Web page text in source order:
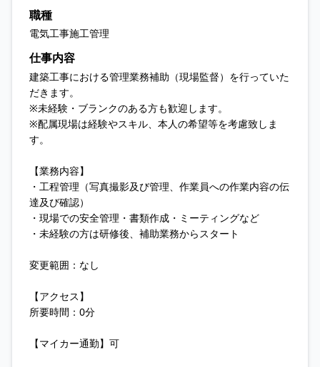
職種
電気工事施工管理
仕事内容
建築工事における管理業務補助（現場監督）を行っていた
だきます。
※未経験・ブランクのある方も歓迎します。
※配属現場は経験やスキル、本人の希望等を考慮致しま
す。
【業務内容】
・工程管理（写真撮影及び管理、作業員への作業内容の伝
達及び確認）
・現場での安全管理・書類作成・ミーティングなど
・未経験の方は研修後、補助業務からスタート
変更範囲：なし
【アクセス】
所要時間：0分
【マイカー通勤】可